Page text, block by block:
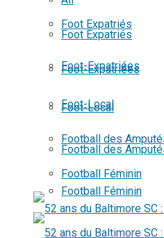
Foot Expatriés
Foot-Expatriées
Foot-Local
Football des
Football Féminin
Foot Expatriés
Foot-Expatriées
Foot-Local
Football des
Football Féminin